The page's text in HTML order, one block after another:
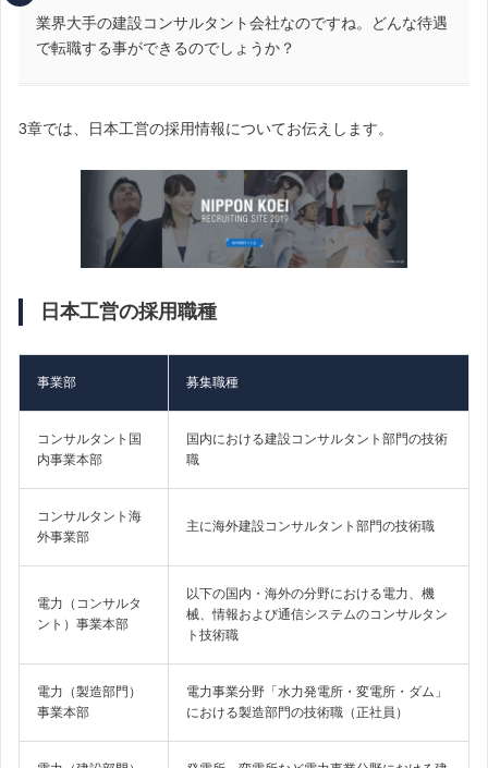
業界大手の建設コンサルタント会社なのですね。どんな待遇
で転職する事ができるのでしょうか？
3章では、日本工営の採用情報についてお伝えします。
日本工営の採用職種
事業部 募集職種
コンサルタント国
内事業本部
国内における建設コンサルタント部門の技術
職
コンサルタント海
外事業部
主に海外建設コンサルタント部門の技術職
電力（コンサルタ
ント）事業本部
以下の国内・海外の分野における電力、機
械、情報および通信システムのコンサルタン
ト技術職
電力（製造部門）
事業本部
電力事業分野「水力発電所・変電所・ダム」
における製造部門の技術職（正社員）